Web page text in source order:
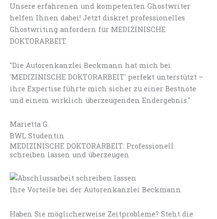
Unsere erfahrenen und kompetenten Ghostwriter
helfen Ihnen dabei! Jetzt diskret professionelles
Ghostwriting anfordern für MEDIZINISCHE
DOKTORARBEIT.
"Die Autorenkanzlei Beckmann hat mich bei
'MEDIZINISCHE DOKTORARBEIT' perfekt unterstützt –
ihre Expertise führte mich sicher zu einer Bestnote
und einem wirklich überzeugenden Endergebnis."
Marietta G.
BWL Studentin
MEDIZINISCHE DOKTORARBEIT: Professionell
schreiben lassen und überzeugen
Ihre Vorteile bei der Autorenkanzlei Beckmann
Haben Sie möglicherweise Zeitprobleme? Steht die